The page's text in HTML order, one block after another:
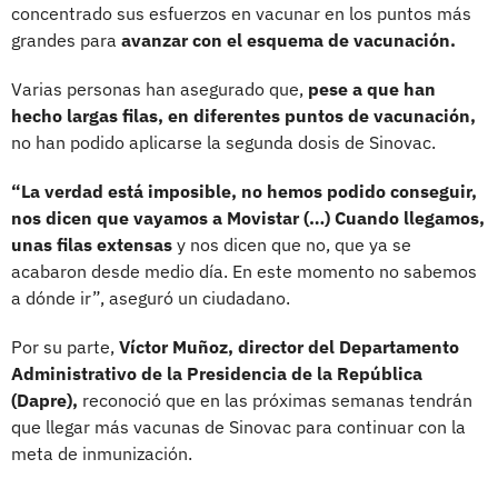
concentrado sus esfuerzos en vacunar en los puntos más
grandes para avanzar con el esquema de vacunación.
Varias personas han asegurado que, pese a que han
hecho largas filas, en diferentes puntos de vacunación,
no han podido aplicarse la segunda dosis de Sinovac.
“La verdad está imposible, no hemos podido conseguir,
nos dicen que vayamos a Movistar (…) Cuando llegamos,
unas filas extensas y nos dicen que no, que ya se
acabaron desde medio día. En este momento no sabemos
a dónde ir”, aseguró un ciudadano.
Por su parte, Víctor Muñoz, director del Departamento
Administrativo de la Presidencia de la República
(Dapre), reconoció que en las próximas semanas tendrán
que llegar más vacunas de Sinovac para continuar con la
meta de inmunización.